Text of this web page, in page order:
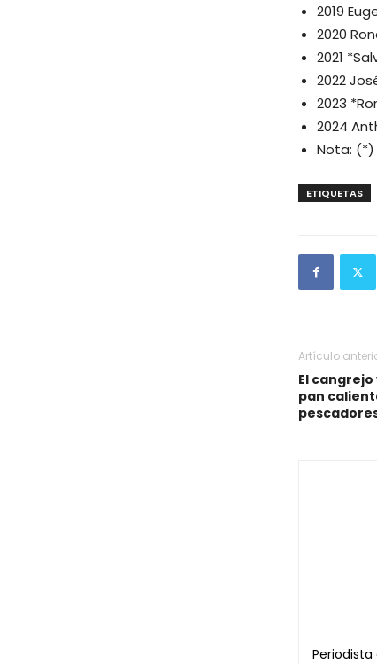
2019
2020
2021
2022
2023
2024
Nota: (*)
ETIQUETAS
Artículo
El
pan